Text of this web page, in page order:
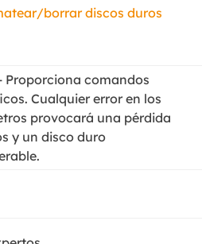
borrar discos duros
Proporciona comandos
Cualquier error en los
provocará una pérdida
y un disco duro